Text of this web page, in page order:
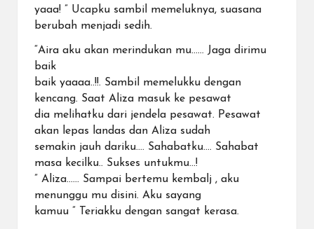
yaaa! ” Ucapku sambil memeluknya, suasana
berubah menjadi sedih.
“Aira aku akan merindukan mu…… Jaga dirimu
baik
baik yaaaa..!!. Sambil memelukku dengan
kencang. Saat Aliza masuk ke pesawat
dia melihatku dari jendela pesawat. Pesawat
akan lepas landas dan Aliza sudah
semakin jauh dariku…. Sahabatku…. Sahabat
masa kecilku.. Sukses untukmu…!
” Aliza…… Sampai bertemu kembalj , aku
menunggu mu disini. Aku sayang
kamuu ” Teriakku dengan sangat kerasa.